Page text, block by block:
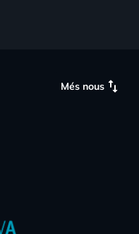
Més nous swap_vert